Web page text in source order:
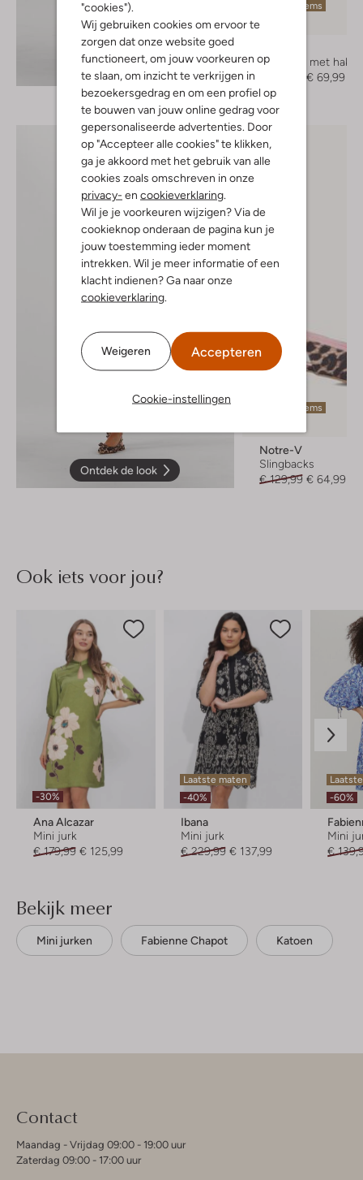
"cookies").
Wij gebruiken cookies om ervoor te
zorgen dat onze website goed
functioneert, om jouw voorkeuren op
te slaan, om inzicht te verkrijgen in
bezoekersgedrag en om een profiel op
te bouwen van jouw online gedrag voor
gepersonaliseerde advertenties. Door
op "Accepteer alle cookies" te klikken,
ga je akkoord met het gebruik van alle
cookies zoals omschreven in onze
privacy- en cookieverklaring
Wil je je voorkeuren wijzigen? Via de
cookieknop onderaan de pagina kun je
jouw toestemming ieder moment
intrekken. Wil je meer informatie of een
klacht indienen? Ga naar onze
cookieverklaring
Weigeren Accepteren
Cookie-instellingen
Ontdek de look
Laatste items
Sandalen met hak
€ 69,99
Ontdek de look
Laatste items
Notre-V
Slingbacks
€ 129,99 € 64,99
Ook iets voor jou?
-30%
Ana Alcazar
Mini jurk
€ 179,99 € 125,99
Laatste maten
-40%
Ibana
Mini jurk
€ 229,99 € 137,99
-60%
Mini
€
Bekijk meer
Mini jurken Fabienne Chapot Katoen
Contact
Maandag - Vrijdag 09:00 - 19:00 uur
Zaterdag 09:00 - 17:00 uur